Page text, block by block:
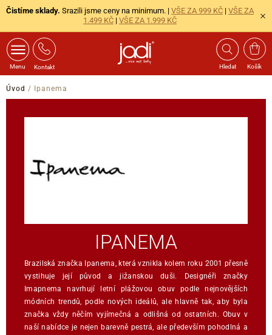
Čistíme sklady. Srazili jsme ceny na minimum. | VŠE ZA 999 KČ | VŠE ZA
1.499 KČ | VŠE ZA 1.999 KČ
Menu Kontakt Hledat Košík
Úvod / Ipanema
IPANEMA
Brazilská značka Ipanema, která vznikla kolem roku 2001 přesně
vystihuje její původ a jižanskou duši. Designéři značky
Imapnema navrhují letní plážovou obuv podle nejnovějších
módních trendů, podle nových ideálů, ale hlavně tak, aby byla
značka vždy něčím vyjímečná a odlišná od ostatních. Obuv v
naší nabídce je nejen barevně pestrá, ale především pohodlná a